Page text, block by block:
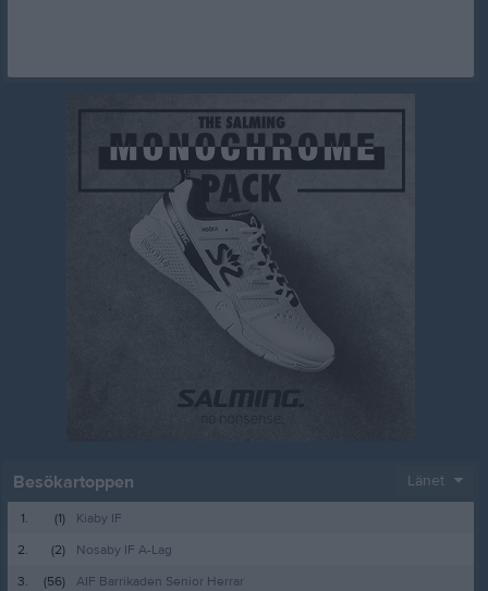
Besökartoppen Länet
1. (1)
Kiaby IF
2.
(2)
Nosaby IF A-Lag
3.
(56)
AIF Barrikaden Senior Herrar